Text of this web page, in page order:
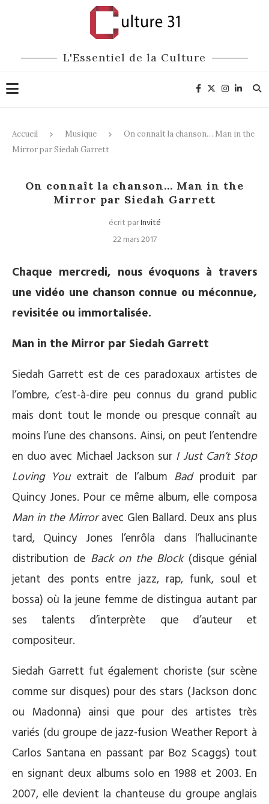
L'Essentiel de la Culture
Accueil Musique
On connaît la chanson… Man in the
Mirror par Siedah Garrett
On connaît la chanson… Man in the
Mirror par Siedah Garrett
écrit parInvité
22 mars 2017
Chaque mercredi, nous évoquons à travers
une vidéo une chanson connue ou méconnue,
revisitée ou immortalisée.
Man in the Mirror par Siedah Garrett
Siedah Garrett est de ces paradoxaux artistes de
l’ombre, c’est-à-dire peu connus du grand public
mais dont tout le monde ou presque connaît au
moins l’une des chansons. Ainsi, on peut l’entendre
en duo avec Michael Jackson sur I Just Can’t Stop
Loving Youextrait de l’album Badproduit par
Quincy Jones. Pour ce même album, elle composa
Man in the Mirroravec Glen Ballard. Deux ans plus
tard, Quincy Jones l’enrôla dans l’hallucinante
distribution de Back on the Block(disque génial
jetant des ponts entre jazz, rap, funk, soul et
bossa) où la jeune femme de distingua autant par
ses talents d’interprète que d’auteur et
compositeur.
Siedah Garrett fut également choriste (sur scène
comme sur disques) pour des stars (Jackson donc
ou Madonna) ainsi que pour des artistes très
variés (du groupe de jazz-fusion Weather Report à
Carlos Santana en passant par Boz Scaggs) tout
en signant deux albums solo en 1988 et 2003. En
2007, elle devient la chanteuse du groupe anglais